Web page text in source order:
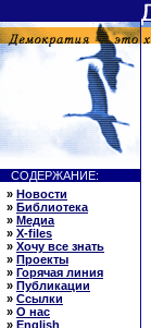
СОДЕРЖАНИЕ:
» Новости
» Библиотека
» Медиа
» X-files
» Хочу все знать
» Проекты
» Горячая линия
» Публикации
» Ссылки
» О нас
» English